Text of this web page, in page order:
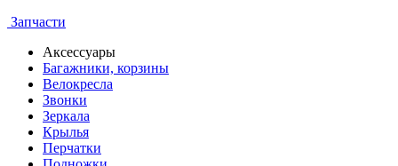
Запчасти
Аксессуары
Багажники, корзины
Велокресла
Звонки
Зеркала
Крылья
Перчатки